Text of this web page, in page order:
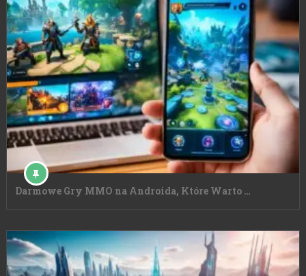
Darmowe Gry MMO na Androida, Które Warto …